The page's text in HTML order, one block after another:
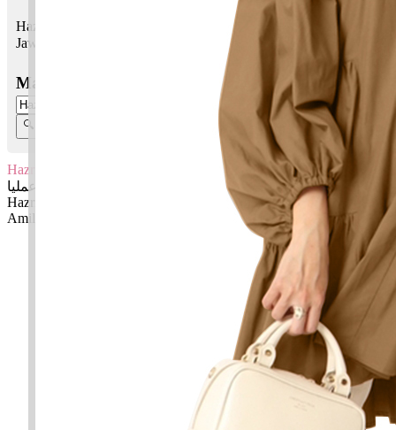
Hazrin Amilia bermaksud Berhati-hati, berhemah; Cita-cita
Jawi:
Masukkan Nama:
Hazrin Amilia
حذرين عملیا
Hazrin: Berhati-hati, berhemah
Amilia: Cita-cita
✚ Baju Baby Custom Nama 'Hazrin Amilia'